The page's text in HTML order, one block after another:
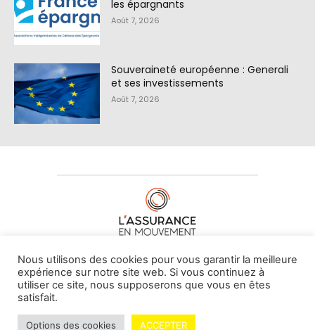
les épargnants
Août 7, 2026
Souveraineté européenne : Generali
et ses investissements
Août 7, 2026
À PROPOS DE NOUS•CONTACT
© L'assurance en mouvement -By Vovoxx Média
Nous utilisons des cookies pour vous garantir la meilleure
expérience sur notre site web. Si vous continuez à
utiliser ce site, nous supposerons que vous en êtes
satisfait.
Options des cookies ACCEPTER